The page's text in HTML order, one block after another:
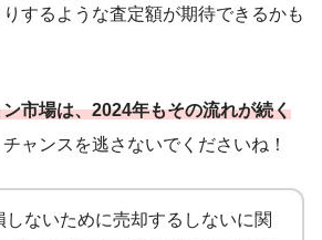
するような査定額が期待できるかも
市場は、2024年もその流れが続く
ャンスを逃さないでくださいね！
しないために売却するしないに関